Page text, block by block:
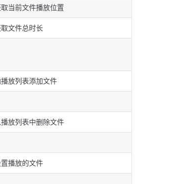
当前文件播放位置
文件总时长
播放列表添加文件
播放列表中删除文件
播放的文件